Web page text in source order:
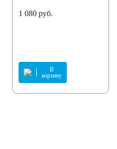
1 080 руб.
В
корзину